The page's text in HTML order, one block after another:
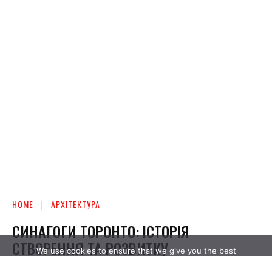
We use cookies to ensure that we give you the best